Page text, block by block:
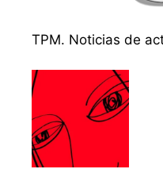
TPM. Noticias de